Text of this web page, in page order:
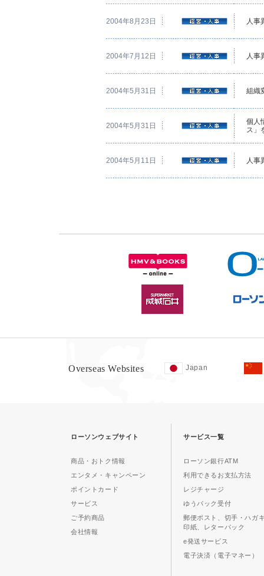
2004年8月23日 人事
2004年7月12日 人事
2004年5月31日 組織
2004年5月31日
個人
ス」
2004年5月11日 人事
Overseas Websites Japan
ローソンウェブサイト
商品・おトク情報
エンタメ・キャンペーン
ポイントカード
サービス
ご予約商品
会社情報
サービス一覧
ローソン銀行ATM
利用できるお支払方法
レジチャージ
ゆうパック受付
郵便ポスト、切手・ハガ
印紙、レターパック
e発送サービス
電子決済（電子マネー）